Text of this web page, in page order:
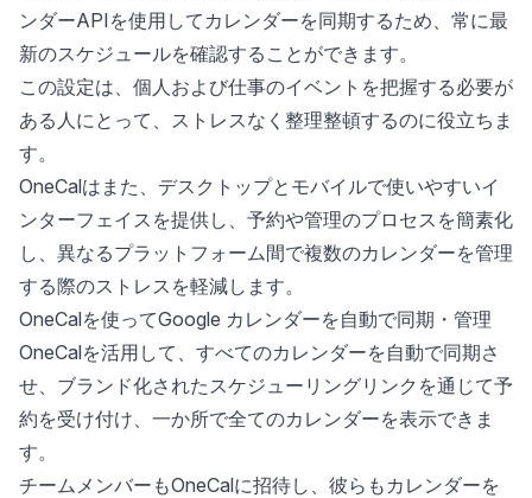
ンダーAPIを使用してカレンダーを同期するため、常に最
新のスケジュールを確認することができます。
この設定は、個人および仕事のイベントを把握する必要が
ある人にとって、ストレスなく整理整頓するのに役立ちま
す。
OneCalはまた、デスクトップとモバイルで使いやすいイ
ンターフェイスを提供し、 予約や管理のプロセスを簡素化
し、異なるプラットフォーム間で複数のカレンダーを管理
する際のストレスを軽減します。
OneCalを使ってGoogle カレンダーを自動で同期・管理
OneCalを活用して、すべてのカレンダーを自動で同期さ
せ、ブランド化されたスケジューリングリンクを通じて予
約を受け付け、一か所で全てのカレンダーを表示できま
す。
チームメンバーもOneCalに招待し、彼らもカレンダーを